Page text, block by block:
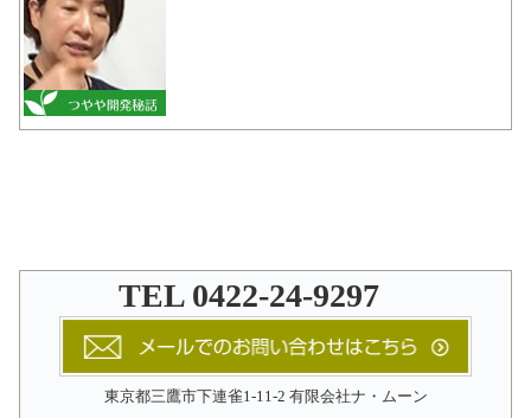
TEL 0422-24-9297
東京都三鷹市下連雀1-11-2 有限会社ナ・ムーン